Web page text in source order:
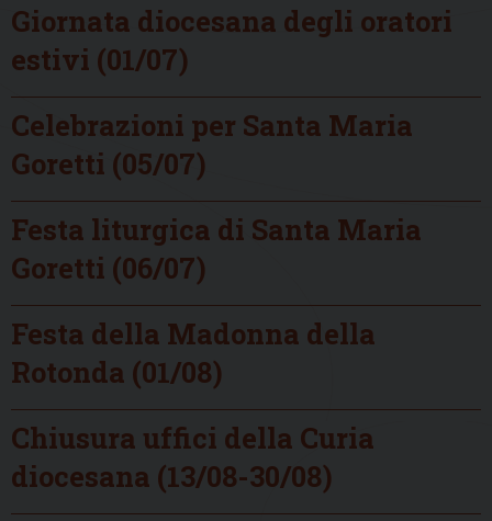
Giornata diocesana degli oratori
estivi (01/07)
Celebrazioni per Santa Maria
Goretti (05/07)
Festa liturgica di Santa Maria
Goretti (06/07)
Festa della Madonna della
Rotonda (01/08)
Chiusura uffici della Curia
diocesana (13/08-30/08)